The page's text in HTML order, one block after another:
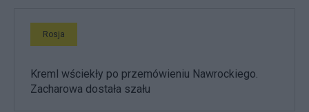
Rosja
Kreml wściekły po przemówieniu Nawrockiego.
Zacharowa dostała szału